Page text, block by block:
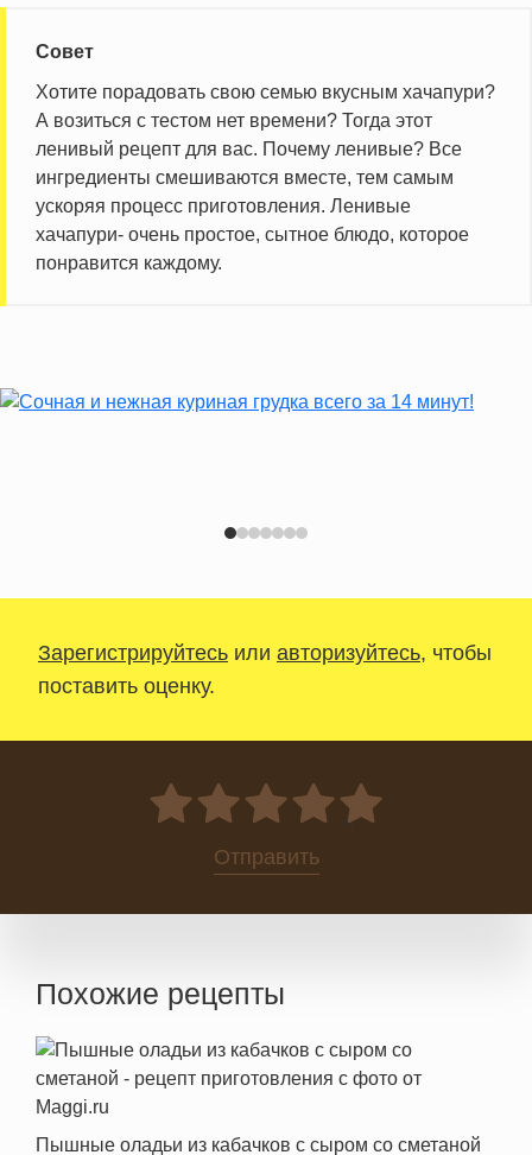
Совет
Хотите порадовать свою семью вкусным хачапури?
А возиться с тестом нет времени? Тогда этот
ленивый рецепт для вас. Почему ленивые? Все
ингредиенты смешиваются вместе, тем самым
ускоряя процесс приготовления. Ленивые
хачапури- очень простое, сытное блюдо, которое
понравится каждому.
Зарегистрируйтесь или авторизуйтесь, чтобы
поставить оценку.
0
Отправить
Похожие рецепты
Пышные оладьи из кабачков с сыром со сметаной